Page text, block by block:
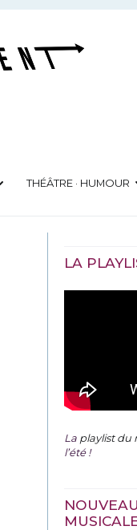
THÉÂTRE · HUMOUR
LA
La playlist du
l’été !